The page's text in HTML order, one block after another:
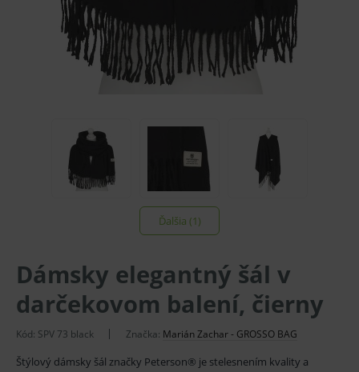
Ďalšia (1)
Dámsky elegantný šál v
darčekovom balení, čierny
Kód: SPV 73 black Značka: Marián Zachar - GROSSO BAG
Štýlový dámsky šál značky Peterson® je stelesnením kvality a